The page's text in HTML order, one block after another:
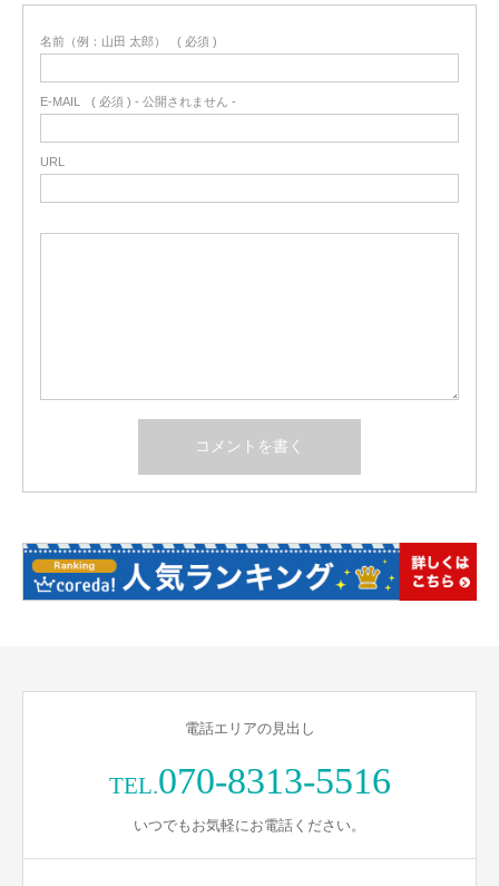
名前（例：山田 太郎） ( 必須 )
E-MAIL ( 必須 ) - 公開されません -
URL
電話エリアの見出し
TEL.070-8313-5516
いつでもお気軽にお電話ください。